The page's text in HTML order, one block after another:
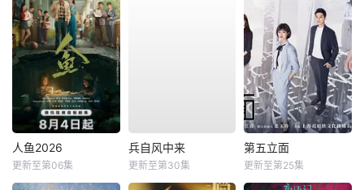
人鱼2026
更新至第06集
兵自风中来
更新至第30集
第五立面
更新至第25集